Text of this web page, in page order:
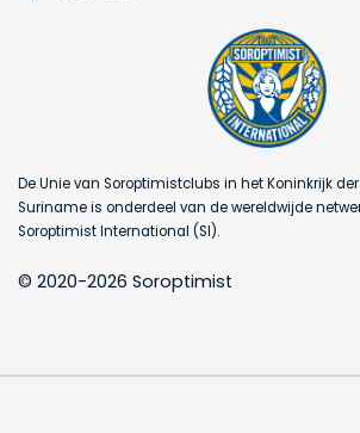
De Unie van Soroptimistclubs in het Koninkrijk
Suriname is onderdeel van de wereldwijde
Soroptimist International (SI).
© 2020-2026 Soroptimist